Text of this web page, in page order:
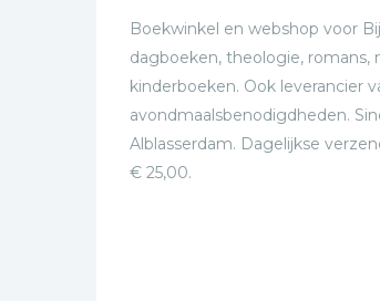
Boekwinkel en webshop voor
dagboeken, theologie, romans,
kinderboeken. Ook leverancier
avondmaalsbenodigdheden.
Alblasserdam. Dagelijkse
€ 25,00.